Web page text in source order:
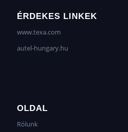
ÉRDEKES LINKEK
www.texa.com
autel-hungary.hu
OLDAL
Rólunk